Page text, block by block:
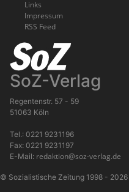
Links
Impressum
RSS Feed
SoZ-Verlag
Regentenstr. 57 - 59
51063 Köln
Tel.: 0221 9231196
Fax: 0221 9231197
E-Mail: redaktion@soz-verlag.de
© Sozialistische Zeitung 1998 - 2026